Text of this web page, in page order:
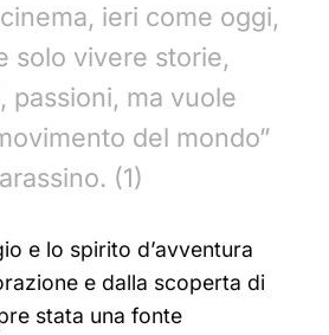
ieri come oggi,
solo vivere storie,
passioni, ma vuole
del mondo”
(1)
e lo spirito d’avventura
e dalla scoperta di
stata una fonte